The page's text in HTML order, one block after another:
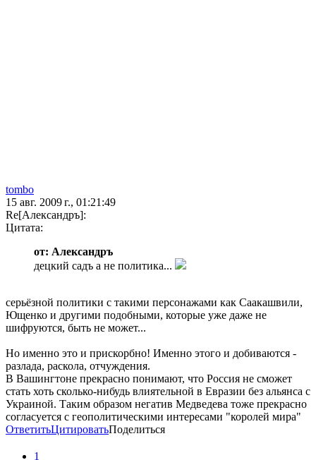
tombo
15 авг. 2009 г., 01:21:49
Re[Александръ]:
Цитата:
от: Александръ
децкий садъ а не политика...
серьёзной политики с такими персонажами как Саакашвили,
Ющенко и другими подобными, которые уже даже не
шифруются, быть не может...
Но именно это и прискорбно! Именно этого и добиваются -
разлада, раскола, отчуждения.
В Вашингтоне прекрасно понимают, что Россия не сможет
стать хоть сколько-нибудь влиятельной в Евразии без альянса с
Украиной. Таким образом негатив Медведева тоже прекрасно
согласуется с геополитическими интересами "королей мира"
ОтветитьЦитироватьПоделиться
1